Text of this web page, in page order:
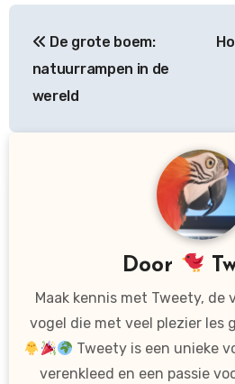
navigatie
De grote boem:
natuurrampen in de
wereld
Door
Maak kennis met Tweety, de
vogel die met veel plezier les
Tweety is een unieke
verenkleed en een passie